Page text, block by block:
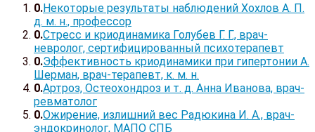
Некоторые результаты наблюдений Хохлов А. П.
д. м. н., профессор
Стресс и криодинамика Голубев Г. Г., врач-
невролог, сертифицированный психотерапевт
Эффективность криодинамики при гипертонии А.
Шерман, врач-терапевт, к. м. н.
Артроз, Остеохондроз и т. д. Анна Иванова, врач-
ревматолог
Ожирение, излишний вес Радюкина И. А., врач-
эндокринолог, МАПО СПБ